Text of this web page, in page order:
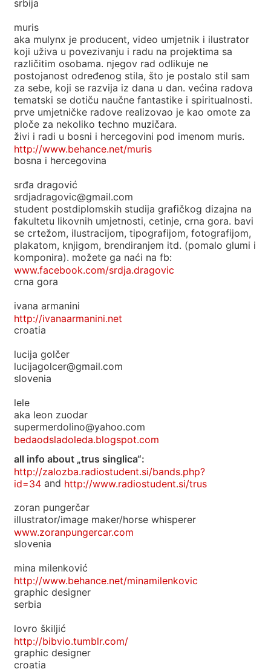
srbija
muris
aka mulynx je producent, video umjetnik i ilustrator
koji uživa u povezivanju i radu na projektima sa
različitim osobama. njegov rad odlikuje ne
postojanost određenog stila, što je postalo stil sam
za sebe, koji se razvija iz dana u dan. većina radova
tematski se dotiču naučne fantastike i spiritualnosti.
prve umjetničke radove realizovao je kao omote za
ploče za nekoliko techno muzičara.
živi i radi u bosni i hercegovini pod imenom muris.
http://www.behance.net/muris
bosna i hercegovina
srđa dragović
srdjadragovic@gmail.com
student postdiplomskih studija grafičkog dizajna na
fakultetu likovnih umjetnosti, cetinje, crna gora. bavi
se crtežom, ilustracijom, tipografijom, fotografijom,
plakatom, knjigom, brendiranjem itd. (pomalo glumi i
komponira). možete ga naći na fb:
www.facebook.com/srdja.dragovic
crna gora
ivana armanini
http://ivanaarmanini.net
croatia
lucija golčer
lucijagolcer@gmail.com
slovenia
lele
aka leon zuodar
supermerdolino@yahoo.com
bedaodsladoleda.blogspot.com
all info about „trus singlica“:
http://zalozba.radiostudent.si/bands.php?
id=34 and http://www.radiostudent.si/trus
zoran pungerčar
illustrator/image maker/horse whisperer
www.zoranpungercar.com
slovenia
mina milenković
http://www.behance.net/minamilenkovic
graphic designer
serbia
lovro škiljić
http://bibvio.tumblr.com/
graphic designer
croatia